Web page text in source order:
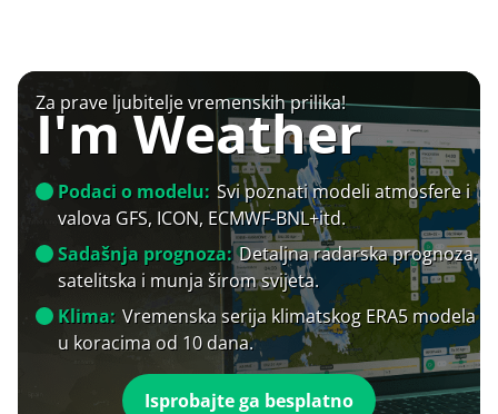
Za prave ljubitelje vremenskih prilika!
I'm Weather
Podaci o modelu: Svi poznati modeli atmosfere i
valova GFS, ICON, ECMWF-BNL+itd.
Sadašnja prognoza: Detaljna radarska prognoza,
satelitska i munja širom svijeta.
Klima: Vremenska serija klimatskog ERA5 modela
u koracima od 10 dana.
Isprobajte ga besplatno